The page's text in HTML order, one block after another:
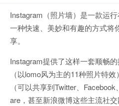
Instagram（照片墙）是一款运
一种快速、美妙和有趣的方式将
享。
Instagram提供了这样一套顺畅
（以lomo风为主的11种照片特
（可以共享到Twitter、
are，甚至新浪微博这些主流社